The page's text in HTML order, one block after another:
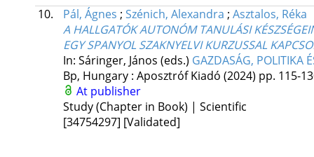
10.
Pál, Ágnes ; Szénich, Alexandra ; Asztalos, Réka
A HALLGATÓK AUTONÓM TANULÁSI
EGY SPANYOL SZAKNYELVI KURZUSSAL
In: Sáringer, János (eds.) GAZDASÁG, POLITIKA
Bp, Hungary : Aposztróf Kiadó (2024) pp. 115-
At publisher
Study (Chapter in Book) | Scientific
[34754297] [Validated]